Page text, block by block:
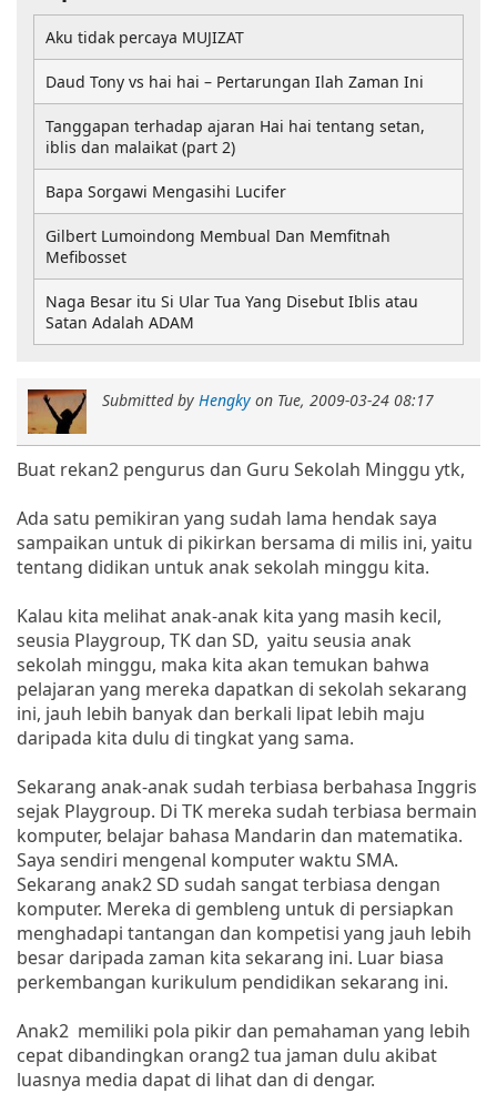
Submitted by Hengky on Tue, 2009-03-24 08:17
Buat rekan2 pengurus dan Guru Sekolah Minggu ytk,
Ada satu pemikiran yang sudah lama hendak saya
sampaikan untuk di pikirkan bersama di milis ini, yaitu
tentang didikan untuk anak sekolah minggu kita.
Kalau kita melihat anak-anak kita yang masih kecil,
seusia Playgroup, TK dan SD, yaitu seusia anak
sekolah minggu, maka kita akan temukan bahwa
pelajaran yang mereka dapatkan di sekolah sekarang
ini, jauh lebih banyak dan berkali lipat lebih maju
daripada kita dulu di tingkat yang sama.
Sekarang anak-anak sudah terbiasa berbahasa Inggris
sejak Playgroup. Di TK mereka sudah terbiasa bermain
komputer, belajar bahasa Mandarin dan matematika.
Saya sendiri mengenal komputer waktu SMA.
Sekarang anak2 SD sudah sangat terbiasa dengan
komputer. Mereka di gembleng untuk di persiapkan
menghadapi tantangan dan kompetisi yang jauh lebih
besar daripada zaman kita sekarang ini. Luar biasa
perkembangan kurikulum pendidikan sekarang ini.
Anak2 memiliki pola pikir dan pemahaman yang lebih
cepat dibandingkan orang2 tua jaman dulu akibat
luasnya media dapat di lihat dan di dengar.
Aku tidak percaya MUJIZAT
Daud Tony vs hai hai – Pertarungan Ilah Zaman Ini
Tanggapan terhadap ajaran Hai hai tentang setan,
iblis dan malaikat (part 2)
Bapa Sorgawi Mengasihi Lucifer
Gilbert Lumoindong Membual Dan Memfitnah
Mefibosset
Naga Besar itu Si Ular Tua Yang Disebut Iblis atau
Satan Adalah ADAM